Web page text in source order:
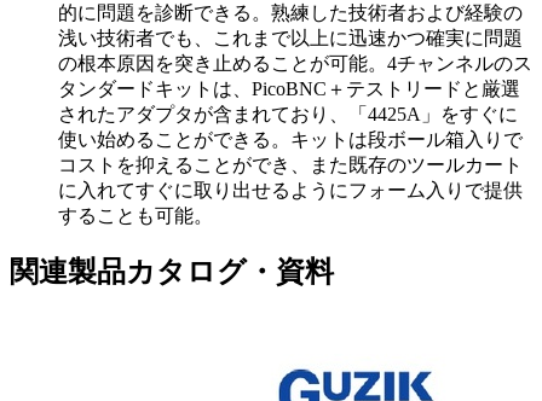
的に問題を診断できる。熟練した技術者および経験の
浅い技術者でも、これまで以上に迅速かつ確実に問題
の根本原因を突き止めることが可能。4チャンネルのス
タンダードキットは、PicoBNC＋テストリードと厳選
されたアダプタが含まれており、「4425A」をすぐに
使い始めることができる。キットは段ボール箱入りで
コストを抑えることができ、また既存のツールカート
に入れてすぐに取り出せるようにフォーム入りで提供
することも可能。
関連製品カタログ・資料